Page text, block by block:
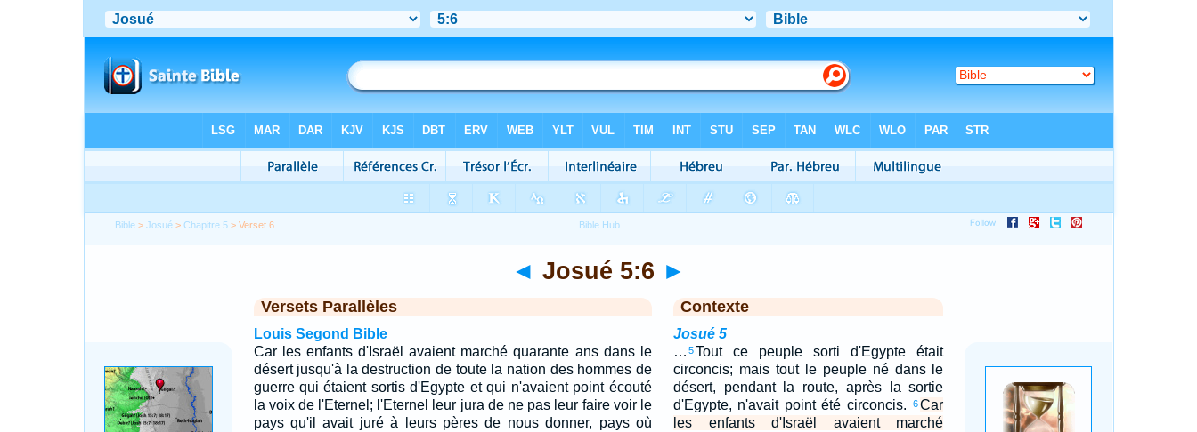
Bible >Josué >Chapitre 5 > Verset 6
◄ Josué 5:6 ►
Versets Parallèles
Louis Segond Bible
Car les enfants d'Israël avaient marché quarante ans dans le
désert jusqu'à la destruction de toute la nation des hommes de
guerre qui étaient sortis d'Egypte et qui n'avaient point écouté
la voix de l'Eternel; l'Eternel leur jura de ne pas leur faire voir le
pays qu'il avait juré à leurs pères de nous donner, pays où
Contexte
Josué 5
… 5Tout ce peuple sorti d'Egypte était
circoncis; mais tout le peuple né dans le
désert, pendant la route, après la sortie
d'Egypte, n'avait point été circoncis.
6 Car
les enfants d'Israël avaient marché